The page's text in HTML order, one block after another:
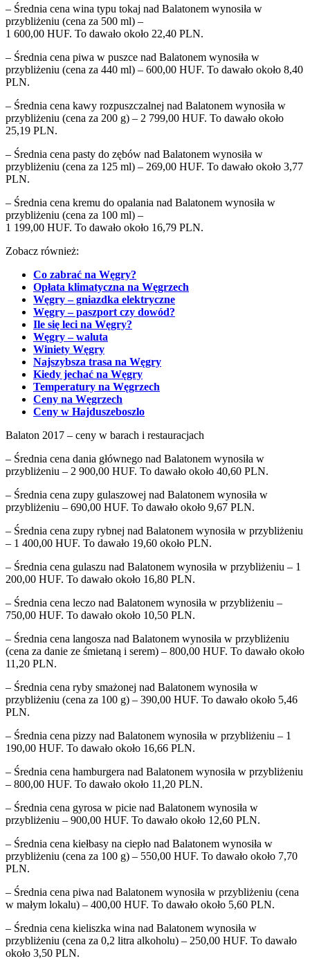
– Średnia cena wina typu tokaj nad Balatonem wynosiła w
przybliżeniu (cena za 500 ml) –
1 600,00 HUF. To dawało około 22,40 PLN.
– Średnia cena piwa w puszce nad Balatonem wynosiła w
przybliżeniu (cena za 440 ml) – 600,00 HUF. To dawało około 8,40
PLN.
– Średnia cena kawy rozpuszczalnej nad Balatonem wynosiła w
przybliżeniu (cena za 200 g) – 2 799,00 HUF. To dawało około
25,19 PLN.
– Średnia cena pasty do zębów nad Balatonem wynosiła w
przybliżeniu (cena za 125 ml) – 269,00 HUF. To dawało około 3,77
PLN.
– Średnia cena kremu do opalania nad Balatonem wynosiła w
przybliżeniu (cena za 100 ml) –
1 199,00 HUF. To dawało około 16,79 PLN.
Zobacz również:
Co zabrać na Węgry?
Opłata klimatyczna na Węgrzech
Węgry – gniazdka elektryczne
Węgry – paszport czy dowód?
Ile się leci na Węgry?
Węgry – waluta
Winiety Węgry
Najszybsza trasa na Węgry
Kiedy jechać na Węgry
Temperatury na Węgrzech
Ceny na Węgrzech
Ceny w Hajduszeboszlo
Balaton 2017 – ceny w barach i restauracjach
– Średnia cena dania głównego nad Balatonem wynosiła w
przybliżeniu – 2 900,00 HUF. To dawało około 40,60 PLN.
– Średnia cena zupy gulaszowej nad Balatonem wynosiła w
przybliżeniu – 690,00 HUF. To dawało około 9,67 PLN.
– Średnia cena zupy rybnej nad Balatonem wynosiła w przybliżeniu
– 1 400,00 HUF. To dawało 19,60 około PLN.
– Średnia cena gulaszu nad Balatonem wynosiła w przybliżeniu – 1
200,00 HUF. To dawało około 16,80 PLN.
– Średnia cena leczo nad Balatonem wynosiła w przybliżeniu –
750,00 HUF. To dawało około 10,50 PLN.
– Średnia cena langosza nad Balatonem wynosiła w przybliżeniu
(cena za danie ze śmietaną i serem) – 800,00 HUF. To dawało około
11,20 PLN.
– Średnia cena ryby smażonej nad Balatonem wynosiła w
przybliżeniu (cena za 100 g) – 390,00 HUF. To dawało około 5,46
PLN.
– Średnia cena pizzy nad Balatonem wynosiła w przybliżeniu – 1
190,00 HUF. To dawało około 16,66 PLN.
– Średnia cena hamburgera nad Balatonem wynosiła w przybliżeniu
– 800,00 HUF. To dawało około 11,20 PLN.
– Średnia cena gyrosa w picie nad Balatonem wynosiła w
przybliżeniu – 900,00 HUF. To dawało około 12,60 PLN.
– Średnia cena kiełbasy na ciepło nad Balatonem wynosiła w
przybliżeniu (cena za 100 g) – 550,00 HUF. To dawało około 7,70
PLN.
– Średnia cena piwa nad Balatonem wynosiła w przybliżeniu (cena
w małym lokalu) – 400,00 HUF. To dawało około 5,60 PLN.
– Średnia cena kieliszka wina nad Balatonem wynosiła w
przybliżeniu (cena za 0,2 litra alkoholu) – 250,00 HUF. To dawało
około 3,50 PLN.